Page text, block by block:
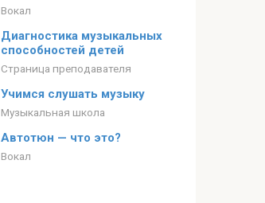
Вокал
Диагностика музыкальных
способностей детей
Страница преподавателя
Учимся слушать музыку
Музыкальная школа
Автотюн — что это?
Вокал